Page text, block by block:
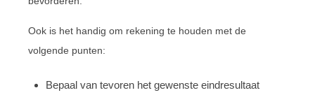
Ook is het handig om rekening te houden met de
volgende punten:
Bepaal van tevoren het gewenste eindresultaat